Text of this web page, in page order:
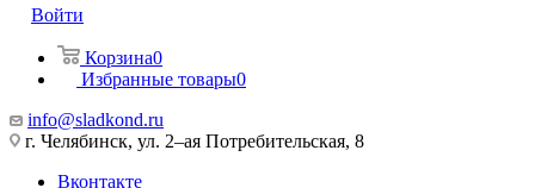
Войти
Корзина0
Избранные товары0
info@sladkond.ru
г. Челябинск, ул. 2–ая Потребительская, 8
Вконтакте